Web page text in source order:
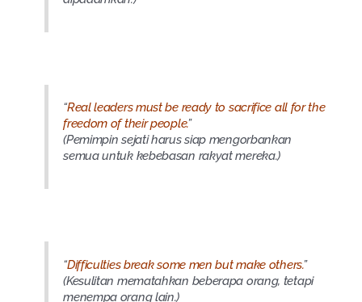
“Real leaders must be ready to sacrifice all for the
freedom of their people.”
(Pemimpin sejati harus siap mengorbankan
semua untuk kebebasan rakyat mereka.)
“Difficulties break some men but make others.”
(Kesulitan mematahkan beberapa orang, tetapi
menempa orang lain.)